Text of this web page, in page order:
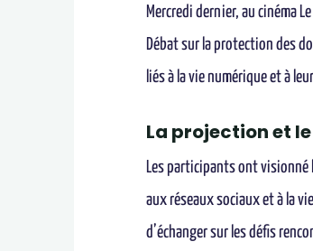
Mercredi dernier, au cinéma
Débat sur la protection des
liés à la vie numérique et à
La projection et
Les participants ont visionné
aux réseaux sociaux et à la
d’échanger sur les défis